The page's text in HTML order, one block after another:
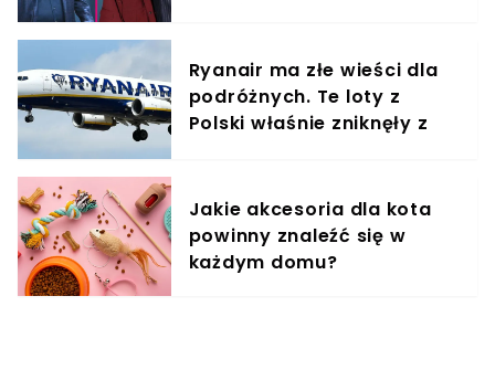
Ryanair ma złe wieści dla
podróżnych. Te loty z
Polski właśnie zniknęły z
Jakie akcesoria dla kota
powinny znaleźć się w
każdym domu?